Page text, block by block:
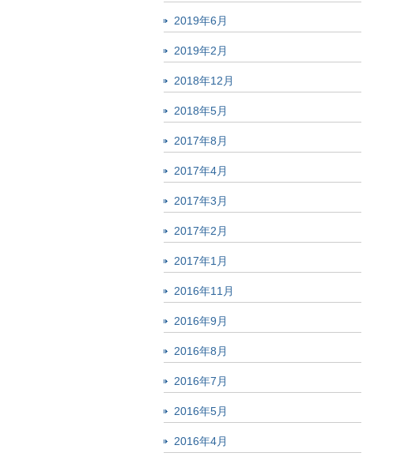
2019年6月
2019年2月
2018年12月
2018年5月
2017年8月
2017年4月
2017年3月
2017年2月
2017年1月
2016年11月
2016年9月
2016年8月
2016年7月
2016年5月
2016年4月